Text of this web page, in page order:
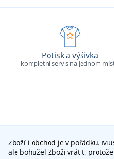
Potisk a výšivka
kompletní servis na jednom
Zboží i obchod je v pořádku.
ale bohužel Zboží vrátit, protože